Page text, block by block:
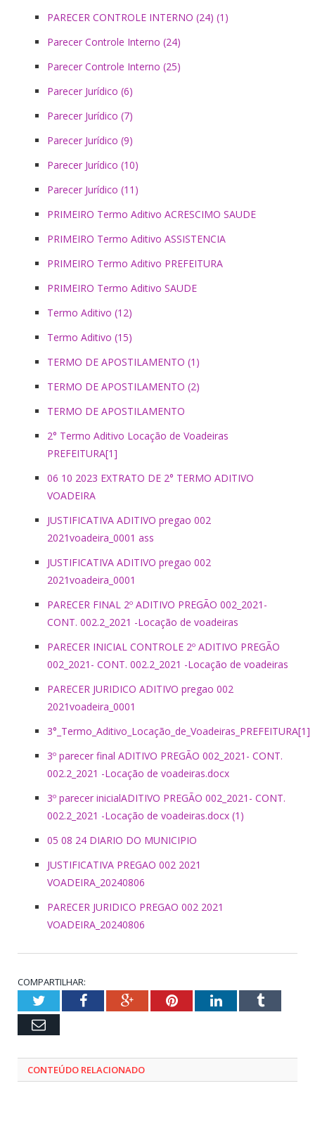
PARECER CONTROLE INTERNO (24) (1)
Parecer Controle Interno (24)
Parecer Controle Interno (25)
Parecer Jurídico (6)
Parecer Jurídico (7)
Parecer Jurídico (9)
Parecer Jurídico (10)
Parecer Jurídico (11)
PRIMEIRO Termo Aditivo ACRESCIMO SAUDE
PRIMEIRO Termo Aditivo ASSISTENCIA
PRIMEIRO Termo Aditivo PREFEITURA
PRIMEIRO Termo Aditivo SAUDE
Termo Aditivo (12)
Termo Aditivo (15)
TERMO DE APOSTILAMENTO (1)
TERMO DE APOSTILAMENTO (2)
TERMO DE APOSTILAMENTO
2° Termo Aditivo Locação de Voadeiras
PREFEITURA[1]
06 10 2023 EXTRATO DE 2° TERMO ADITIVO
VOADEIRA
JUSTIFICATIVA ADITIVO pregao 002
2021voadeira_0001 ass
JUSTIFICATIVA ADITIVO pregao 002
2021voadeira_0001
PARECER FINAL 2º ADITIVO PREGÃO 002_2021-
CONT. 002.2_2021 -Locação de voadeiras
PARECER INICIAL CONTROLE 2º ADITIVO PREGÃO
002_2021- CONT. 002.2_2021 -Locação de voadeiras
PARECER JURIDICO ADITIVO pregao 002
2021voadeira_0001
3°_Termo_Aditivo_Locação_de_Voadeiras_PREFEITURA[1]
3º parecer final ADITIVO PREGÃO 002_2021- CONT.
002.2_2021 -Locação de voadeiras.docx
3º parecer inicialADITIVO PREGÃO 002_2021- CONT.
002.2_2021 -Locação de voadeiras.docx (1)
05 08 24 DIARIO DO MUNICIPIO
JUSTIFICATIVA PREGAO 002 2021
VOADEIRA_20240806
PARECER JURIDICO PREGAO 002 2021
VOADEIRA_20240806
COMPARTILHAR:
TwitterFacebookGoogle+PinterestLinkedInTumblr
Email
CONTEÚDO RELACIONADO